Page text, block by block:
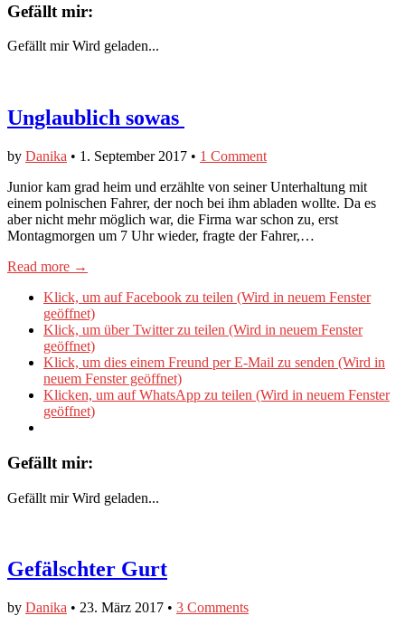
Gefällt mir:
Gefällt mir Wird geladen...
Unglaublich sowas
by Danika • 1. September 2017 • 1 Comment
Junior kam grad heim und erzählte von seiner Unterhaltung mit
einem polnischen Fahrer, der noch bei ihm abladen wollte. Da es
aber nicht mehr möglich war, die Firma war schon zu, erst
Montagmorgen um 7 Uhr wieder, fragte der Fahrer,…
Read more →
Klick, um auf Facebook zu teilen (Wird in neuem Fenster
geöffnet)
Klick, um über Twitter zu teilen (Wird in neuem Fenster
geöffnet)
Klick, um dies einem Freund per E-Mail zu senden (Wird in
neuem Fenster geöffnet)
Klicken, um auf WhatsApp zu teilen (Wird in neuem Fenster
geöffnet)
Gefällt mir:
Gefällt mir Wird geladen...
Gefälschter Gurt
by Danika • 23. März 2017 • 3 Comments